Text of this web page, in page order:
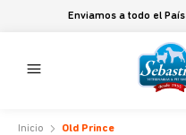
Enviamos a todo el País
Old Prince